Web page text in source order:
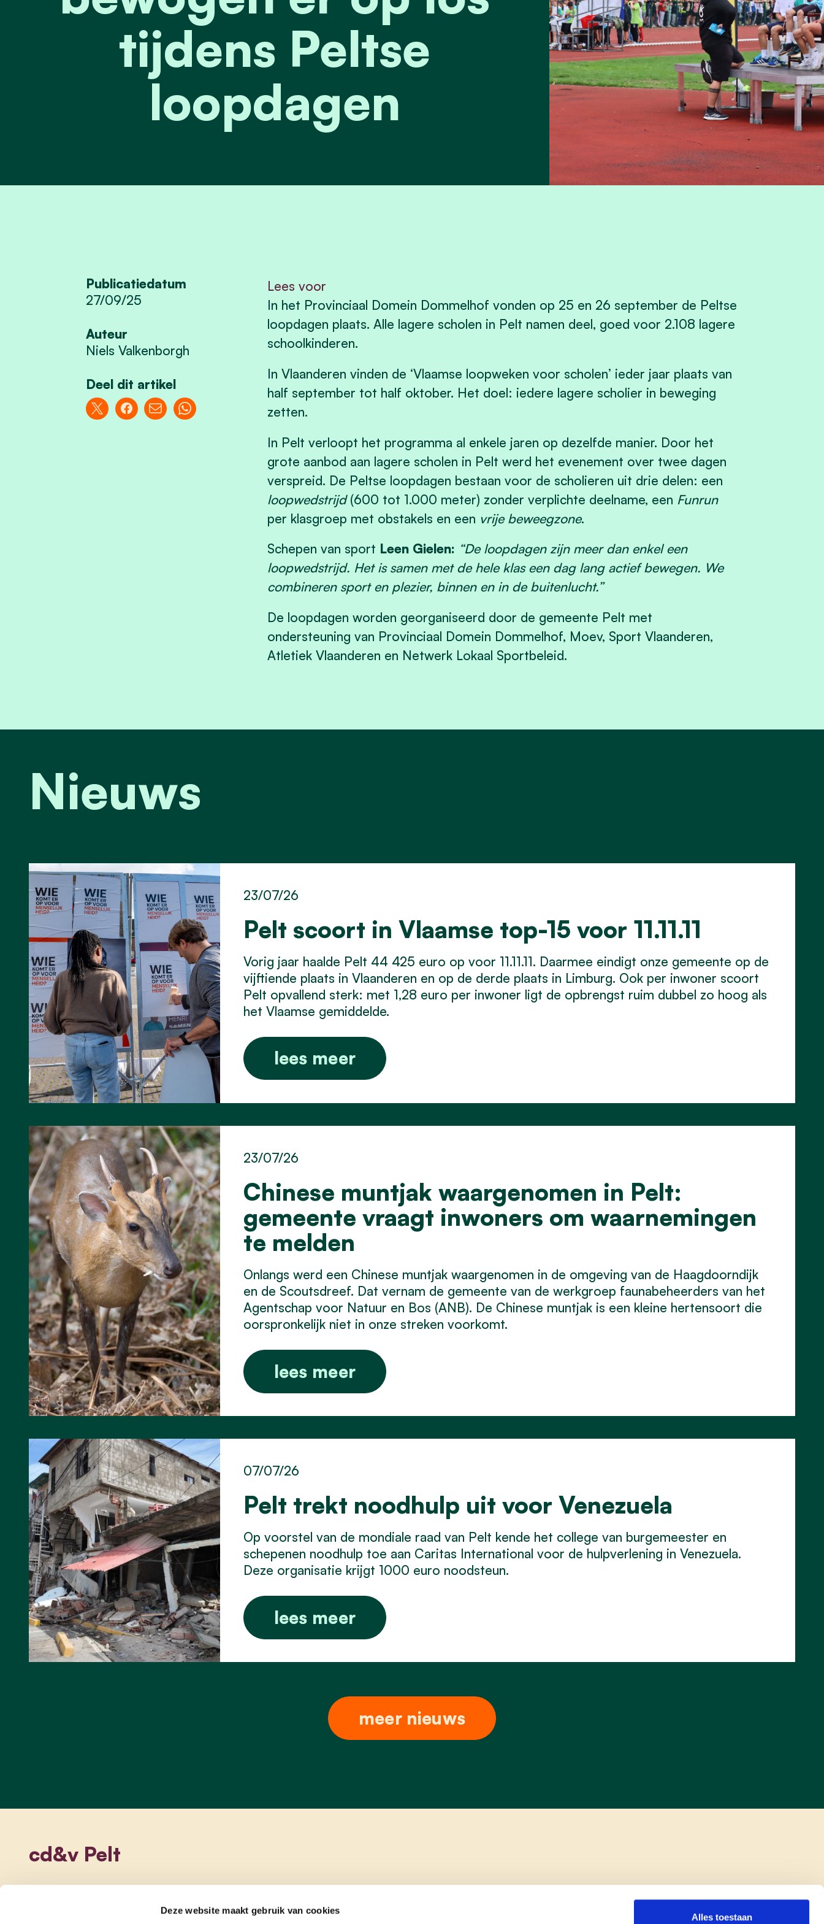
Deze website maakt gebruik van cookies
Alles toestaan
tijdens Peltse
loopdagen
Publicatiedatum
27/09/25
Auteur
Niels Valkenborgh
Deel dit artikel
Lees voor
In het Provinciaal Domein Dommelhof vonden op 25 en 26 september de Peltse
loopdagen plaats. Alle lagere scholen in Pelt namen deel, goed voor 2.108 lagere
schoolkinderen.
In Vlaanderen vinden de ‘Vlaamse loopweken voor scholen’ ieder jaar plaats van
half september tot half oktober. Het doel: iedere lagere scholier in beweging
zetten.
In Pelt verloopt het programma al enkele jaren op dezelfde manier. Door het
grote aanbod aan lagere scholen in Pelt werd het evenement over twee dagen
verspreid. De Peltse loopdagen bestaan voor de scholieren uit drie delen: een
loopwedstrijd(600 tot 1.000 meter) zonder verplichte deelname, een Funrun
per klasgroep met obstakels en een vrije beweegzone.
Schepen van sport Leen Gielen: “De loopdagen zijn meer dan enkel een
loopwedstrijd. Het is samen met de hele klas een dag lang actief bewegen. We
combineren sport en plezier, binnen en in de buitenlucht.”
De loopdagen worden georganiseerd door de gemeente Pelt met
ondersteuning van Provinciaal Domein Dommelhof, Moev, Sport Vlaanderen,
Atletiek Vlaanderen en Netwerk Lokaal Sportbeleid.
Nieuws
Pelt scoort in Vlaamse top-15 voor 11.11.11
23/07/26
Vorig jaar haalde Pelt 44 425 euro op voor 11.11.11. Daarmee eindigt onze gemeente op de
vijftiende plaats in Vlaanderen en op de derde plaats in Limburg. Ook per inwoner scoort
Pelt opvallend sterk: met 1,28 euro per inwoner ligt de opbrengst ruim dubbel zo hoog als
het Vlaamse gemiddelde.
lees meer
Chinese muntjak waargenomen in Pelt:
gemeente vraagt inwoners om waarnemingen
te melden
23/07/26
Onlangs werd een Chinese muntjak waargenomen in de omgeving van de Haagdoorndijk
en de Scoutsdreef. Dat vernam de gemeente van de werkgroep faunabeheerders van het
Agentschap voor Natuur en Bos (ANB). De Chinese muntjak is een kleine hertensoort die
oorspronkelijk niet in onze streken voorkomt.
lees meer
Pelt trekt noodhulp uit voor Venezuela
07/07/26
Op voorstel van de mondiale raad van Pelt kende het college van burgemeester en
schepenen noodhulp toe aan Caritas International voor de hulpverlening in Venezuela.
Deze organisatie krijgt 1000 euro noodsteun.
lees meer
meer nieuws
cd&v Pelt